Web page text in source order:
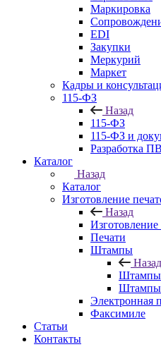
Маркировка
EDI
Закупки
Меркурий
Маркет
Кадры и
115-ФЗ
Назад
115-ФЗ
115-ФЗ и
Разработка
Каталог
Назад
Каталог
Изготовление
Назад
Печати
Штампы
Назад
Штампы
Штампы
Электронная
Факсимиле
Статьи
Контакты